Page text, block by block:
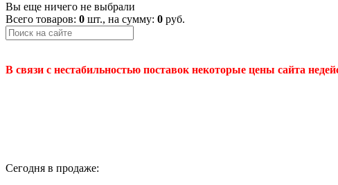
Вы еще ничего не выбрали
Всего товаров: 0 шт., на сумму: 0 руб.
В связи с нестабильностью поставок некоторые цены сайта
Сегодня в продаже: